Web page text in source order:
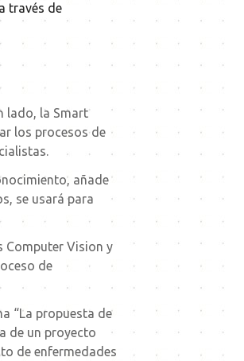
través de
lado, la Smart
los procesos de
añade
se usará para
Computer Vision y
de
“La propuesta de
de un proyecto
de enfermedades